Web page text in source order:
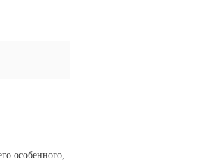
особенного,